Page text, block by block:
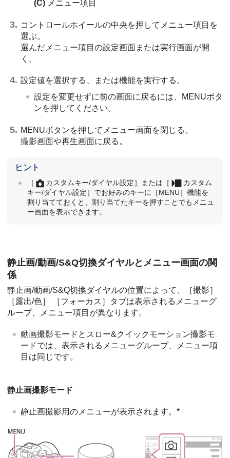
(C) メニュー項目
コントロールホイールの中央を押してメニュー項目を
選ぶ。
選んだメニュー項目の設定画面または実行画面が開
く。
設定値を選択する、または機能を実行する。
設定を変更せずに前の画面に戻るには、MENUボタ
ンを押してください。
MENUボタンを押してメニュー画面を閉じる。
撮影画面や再生画面に戻る。
ヒント
［ カスタムキー/ダイヤル設定］ または ［
カスタム
キー/ダイヤル設定］ でお好みのキーに ［MENU］ 機能を
割り当てておくと、割り当てたキーを押すことでもメニュ
ー画面を表示できます。
静止画/動画/S&Q切換ダイヤルとメニュー画面の関
係
静止画/動画/S&Q切換ダイヤルの位置によって、
［撮影］
［露出/色］
［フォーカス］
タブは表示されるメニューグ
ループ、メニュー項目が異なります。
動画撮影モードとスロー&クイックモーション撮影モ
ードでは、表示されるメニューグループ、メニュー項
目は同じです。
静止画撮影モード
静止画撮影用のメニューが表示されます。*